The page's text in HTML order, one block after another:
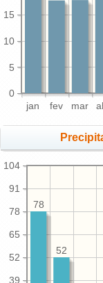
jan fev mar
0
5
10
15
39
52
65
78
91
104
52
78